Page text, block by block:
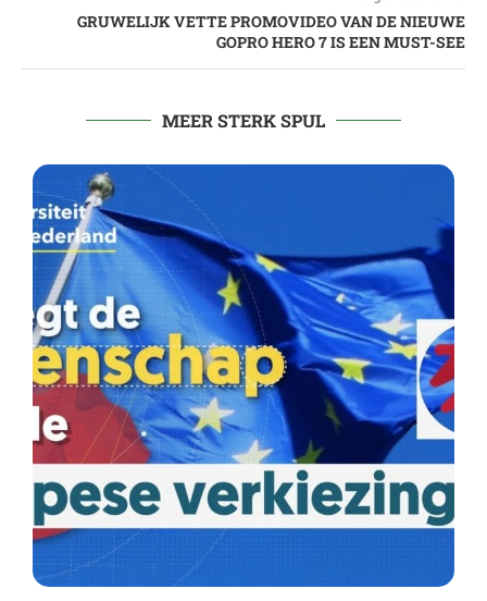
GRUWELIJK VETTE PROMOVIDEO VAN DE NIEUWE
GOPRO HERO 7 IS EEN MUST-SEE
MEER STERK SPUL